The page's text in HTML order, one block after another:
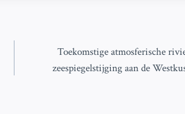
Toekomstige atmosferische
zeespiegelstijging aan de